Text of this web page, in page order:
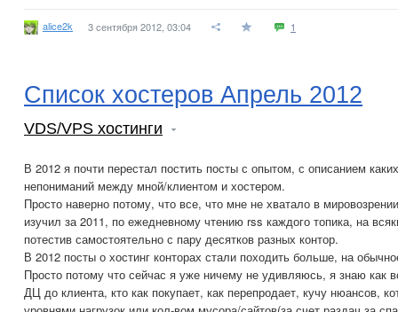
alice2k 3 сентября 2012, 03:04 1
Список хостеров Апрель 2012
VDS/VPS хостинги
В 2012 я почти перестал постить посты с опытом, с описанием
непониманий между мной/клиентом и хостером.
Просто наверно потому, что все, что мне не хватало в
изучил за 2011, по ежедневному чтению rss каждого топика, на
потестив самостоятельно с пару десятков разных контор.
В 2012 посты о хостинг конторах стали походить больше, на
Просто потому что сейчас я уже ничему не удивляюсь, я знаю как
ДЦ до клиента, кто как покупает, как перепродает, кучу нюансов,